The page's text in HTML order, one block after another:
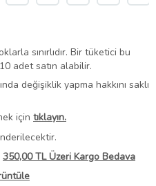
sınırlıdır. Bir tüketici bu
adet satın alabilir.
değişiklik yapma hakkını saklı
için tıklayın.
350,00 TL Üzeri Kargo Bedava